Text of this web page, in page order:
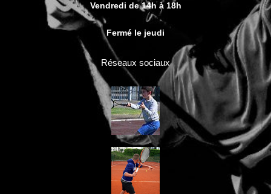
Vendredi de 14h à 18h
Fermé le jeudi
Réseaux sociaux